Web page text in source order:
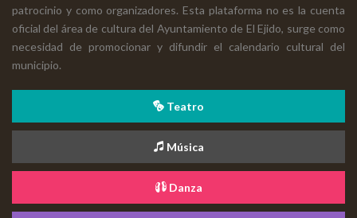
patrocinio y como organizadores. Esta plataforma no es la cuenta
oficial del área de cultura del Ayuntamiento de El Ejido, surge como
necesidad de promocionar y difundir el calendario cultural del
municipio.
Teatro
Música
Danza